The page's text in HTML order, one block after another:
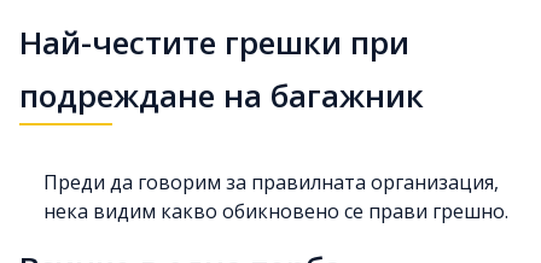
Най-честите грешки при
подреждане на багажник
Преди да говорим за правилната организация,
нека видим какво обикновено се прави грешно.